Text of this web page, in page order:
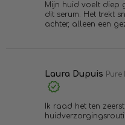
Mijn huid voelt diep
dit serum. Het trekt
achter, alleen een
Laura Dupuis Pure
Ik raad het ten